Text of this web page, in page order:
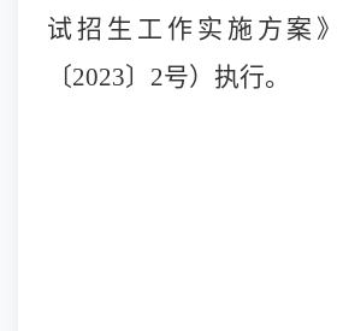
试招生工作实施方案
〔2023〕2号）执行。